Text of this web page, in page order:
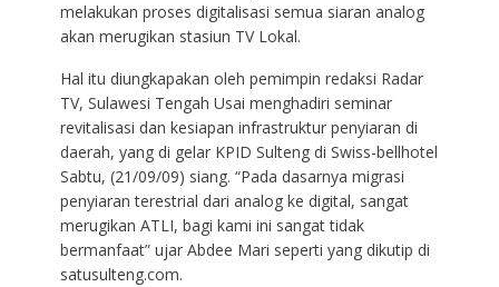
melakukan proses digitalisasi semua siaran analog
akan merugikan stasiun TV Lokal.
Hal itu diungkapakan oleh pemimpin redaksi Radar
TV, Sulawesi Tengah Usai menghadiri seminar
revitalisasi dan kesiapan infrastruktur penyiaran di
daerah, yang di gelar KPID Sulteng di Swiss-bellhotel
Sabtu, (21/09/09) siang. “Pada dasarnya migrasi
penyiaran terestrial dari analog ke digital, sangat
merugikan ATLI, bagi kami ini sangat tidak
bermanfaat” ujar Abdee Mari seperti yang dikutip di
satusulteng.com.